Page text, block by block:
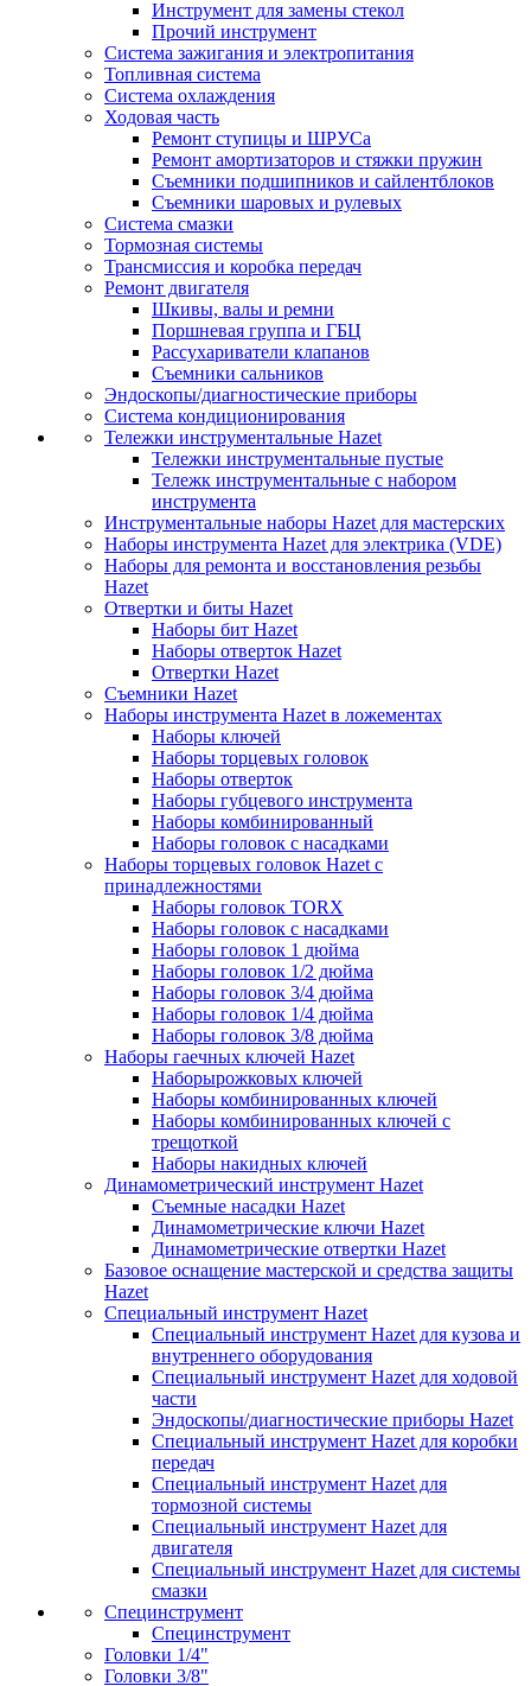
Инструмент для замены стекол
Прочий инструмент
Система зажигания и электропитания
Топливная система
Система охлаждения
Ходовая часть
Ремонт ступицы и ШРУСа
Ремонт амортизаторов и стяжки пружин
Съемники подшипников и сайлентблоков
Съемники шаровых и рулевых
Система смазки
Тормозная системы
Трансмиссия и коробка передач
Ремонт двигателя
Шкивы, валы и ремни
Поршневая группа и ГБЦ
Рассухариватели клапанов
Съемники сальников
Эндоскопы/диагностические приборы
Система кондиционирования
Тележки инструментальные Hazet
Тележки инструментальные пустые
Тележк инструментальные с набором
инструмента
Инструментальные наборы Hazet для мастерских
Наборы инструмента Hazet для электрика (VDE)
Наборы для ремонта и восстановления резьбы
Hazet
Отвертки и биты Hazet
Наборы бит Hazet
Наборы отверток Hazet
Отвертки Hazet
Съемники Hazet
Наборы инструмента Hazet в ложементах
Наборы ключей
Наборы торцевых головок
Наборы отверток
Наборы губцевого инструмента
Наборы комбинированный
Наборы головок с насадками
Наборы торцевых головок Hazet с
принадлежностями
Наборы головок TORX
Наборы головок с насадками
Наборы головок 1 дюйма
Наборы головок 1/2 дюйма
Наборы головок 3/4 дюйма
Наборы головок 1/4 дюйма
Наборы головок 3/8 дюйма
Наборы гаечных ключей Hazet
Наборырожковых ключей
Наборы комбинированных ключей
Наборы комбинированных ключей с
трещоткой
Наборы накидных ключей
Динамометрический инструмент Hazet
Съемные насадки Hazet
Динамометрические ключи Hazet
Динамометрические отвертки Hazet
Базовое оснащение мастерской и средства защиты
Hazet
Специальный инструмент Hazet
Специальный инструмент Hazet для кузова и
внутреннего оборудования
Специальный инструмент Hazet для ходовой
части
Эндоскопы/диагностические приборы Hazet
Специальный инструмент Hazet для коробки
передач
Специальный инструмент Hazet для
тормозной системы
Специальный инструмент Hazet для
двигателя
Специальный инструмент Hazet для системы
смазки
Специнструмент
Специнструмент
Головки 1/4"
Головки 3/8"